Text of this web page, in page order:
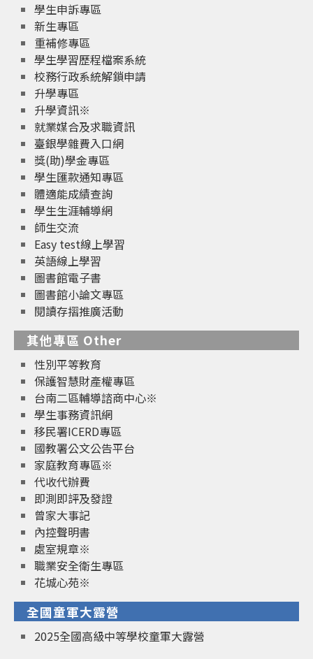
學生申訴專區
新生專區
重補修專區
學生學習歷程檔案系統
校務行政系統解鎖申請
升學專區
升學資訊※
就業媒合及求職資訊
臺銀學雜費入口網
獎(助)學金專區
學生匯款通知專區
體適能成績查詢
學生生涯輔導網
師生交流
Easy test線上學習
英語線上學習
圖書館電子書
圖書館小論文專區
閱讀存摺推廣活動
其他專區 Other
性別平等教育
保護智慧財產權專區
台南二區輔導諮商中心※
學生事務資訊網
移民署ICERD專區
國教署公文公告平台
家庭教育專區※
代收代辦費
即測即評及發證
曾家大事記
內控聲明書
處室規章※
職業安全衛生專區
花城心苑※
全國童軍大露營
2025全國高級中等學校童軍大露營